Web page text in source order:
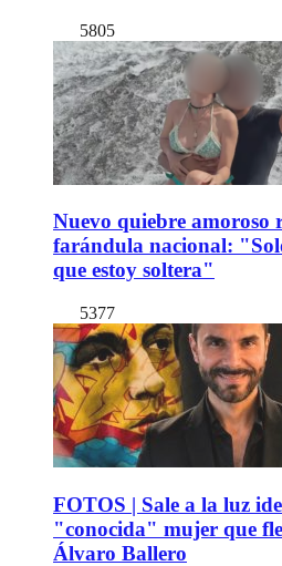
5805
Nuevo quiebre amoroso
farándula nacional:
que estoy soltera"
5377
FOTOS | Sale a la luz
"conocida" mujer que
Álvaro Ballero